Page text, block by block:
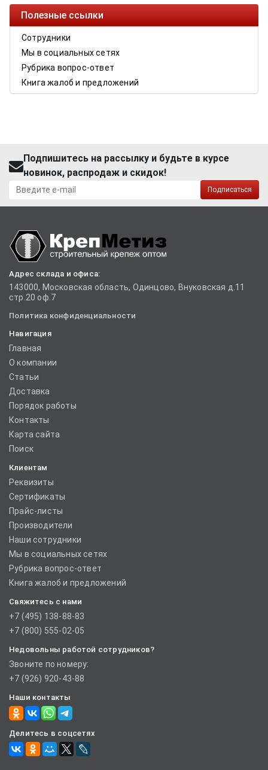
Полезные ссылки
Сотрудники
Мы в социальных сетях
Рубрика вопрос-ответ
Книга жалоб и предложений
Подпишитесь на рассылку и будьте в курсе
новинок, распродаж и скидок!
Подписаться
Адрес склада и офиса:
143000, Московская область, Одинцово, Внуковская д.11
стр.20 оф.7
Политика конфиденциальности
Навигация
Главная
О компании
Статьи
Доставка
Порядок работы
Контакты
Карта сайта
Поиск
Клиентам
Реквизиты
Сертификаты
Прайс-листы
Производители
Наши сотрудники
Мы в социальных сетях
Рубрика вопрос-ответ
Книга жалоб и предложений
Свяжитесь с нами
+7 (495) 138-88-83
+7 (800) 555-02-05
Недовольны работой сотрудников?
Звоните по номеру:
+7 (926) 920-43-88
Наши контакты
Делитесь в соцсетях